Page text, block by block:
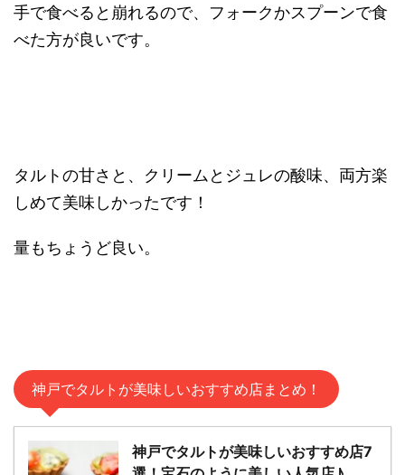
手で食べると崩れるので、フォークかスプーンで食
べた方が良いです。
タルトの甘さと、クリームとジュレの酸味、両方楽
しめて美味しかったです！
量もちょうど良い。
神戸でタルトが美味しいおすすめ店まとめ！
神戸でタルトが美味しいおすすめ店7